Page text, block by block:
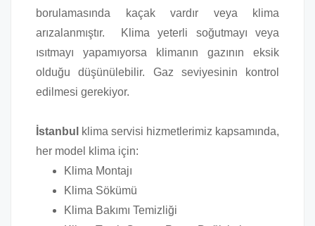
borulamasında kaçak vardır veya klima
arızalanmıştır. Klima yeterli soğutmayı veya
ısıtmayı yapamıyorsa klimanın gazının eksik
olduğu düşünülebilir. Gaz seviyesinin kontrol
edilmesi gerekiyor.
İstanbul
klima servisi hizmetlerimiz kapsamında,
her model klima için:
Klima Montajı
Klima Sökümü
Klima Bakımı Temizliği